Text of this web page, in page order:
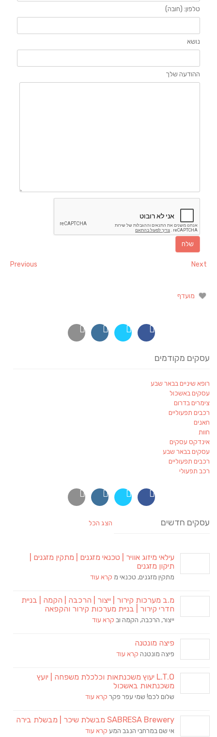
טלפון: (חובה)
נושא
ההודעה שלך
Previous Next
מועדף
עסקים מקודמים
רופא שיניים בבאר שבע
עסקים באשכול
צימרים בדרום
רכבים תפעוליים
חאנים
חוות
אינדקס עסקים
עסקים בבאר שבע
רכבים תפעוליים
רכב תפעולי
עסקים חדשים הצג הכל
עילאי מיזוג אוויר | טכנאי מזגנים | מתקין מזגנים |
תיקון מזגנים
מתקין מזגנים, טכנאי מ קרא עוד
מ.ב מערכות קירור | ייצור | הרכבה | הקמה | בניית
חדרי קירור | בניית מערכות קירור והקפאה
ייצור, הרכבה, הקמה וב קרא עוד
פיצה מונטנה
פיצה מונטנה קרא עוד
L.T.O יעוץ משכנתאות וכלכלת משפחה | יועץ
משכנתאות באשכול
שלום לכם! שמי עפר פקר קרא עוד
SABRESA Brewery מבשלת שיכר | מבשלת בירה
אי שם במרחבי הנגב המע קרא עוד